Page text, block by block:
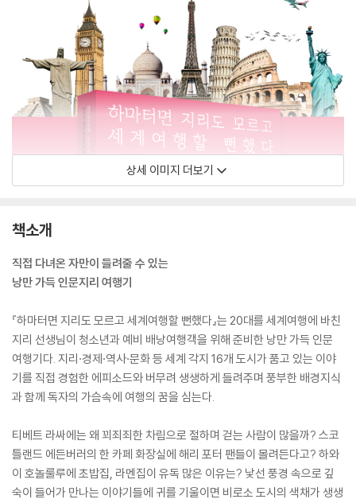
상세 이미지 더보기
책소개
직접 다녀온 자만이 들려줄 수 있는
낭만 가득 인문지리 여행기
『하마터면 지리도 모르고 세계여행할 뻔했다』는 20대를 세계여행에 바친
지리 선생님이 청소년과 예비 배낭여행객을 위해 준비한 낭만 가득 인문
여행기다. 지리·경제·역사·문화 등 세계 각지 16개 도시가 품고 있는 이야
기를 직접 경험한 에피소드와 버무려 생생하게 들려주며 풍부한 배경지식
과 함께 독자의 가슴속에 여행의 꿈을 심는다.
티베트 라싸에는 왜 꾀죄죄한 차림으로 절하며 걷는 사람이 많을까? 스코
틀랜드 에든버러의 한 카페 화장실에 해리 포터 팬들이 몰려든다고? 하와
이 호놀룰루에 초밥집, 라멘집이 유독 많은 이유는? 낯선 풍경 속으로 깊
숙이 들어가 만나는 이야기들에 귀를 기울이면 비로소 도시의 색채가 생생